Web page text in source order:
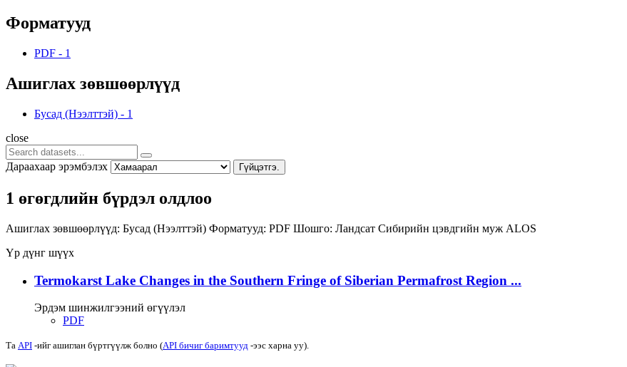
Форматууд
PDF - 1
Ашиглах зөвшөөрлүүд
Бусад (Нээлттэй) - 1
close
Дараахаар эрэмбэлэх Гүйцэтгэ.
1 өгөгдлийн бүрдэл олдлоо
Ашиглах зөвшөөрлүүд: Бусад (Нээлттэй) Форматууд: PDF Шошго: Ландсат Сибирийн цэвдгийн муж ALOS
Үр дүнг шүүх
Termokarst Lake Changes in the Southern Fringe of Siberian Permafrost Region ...
Эрдэм шинжилгээний өгүүлэл
PDF
Та API -ийг ашиглан бүртгүүлж болно (API бичиг баримтууд -ээс харна уу).